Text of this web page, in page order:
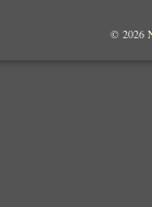
© 2026